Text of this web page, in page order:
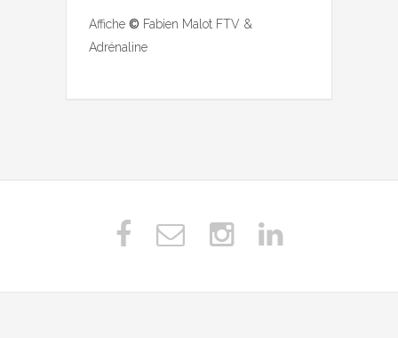
Affiche © Fabien Malot FTV &
Adrénaline